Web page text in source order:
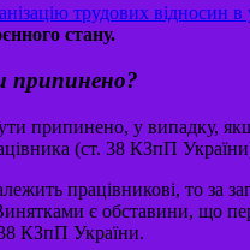
трудових відносин
стану.
припинено?
припинено, у випадку,
(ст. 38 КЗпП
працівникові, то за
є обставини, що
38 КЗпП України.